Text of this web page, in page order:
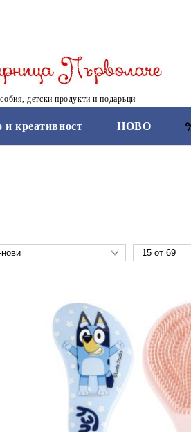
детски продукти и подаръци
и креативност НОВО